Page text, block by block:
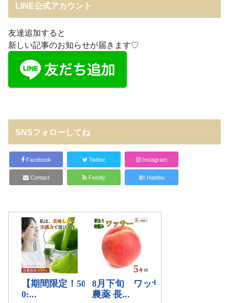
LINE公式アカウント
友達追加すると
新しい記事のお知らせが届きます♡
SNSフォローしてね
Facebook Twitter Instagram
Contact Feedly B! Hatebu